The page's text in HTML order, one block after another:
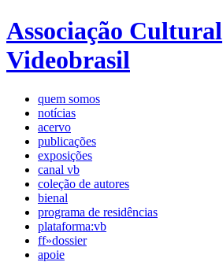
Associação Cultural
Videobrasil
quem somos
notícias
acervo
publicações
exposições
canal vb
coleção de autores
bienal
programa de residências
plataforma:vb
ff»dossier
apoie